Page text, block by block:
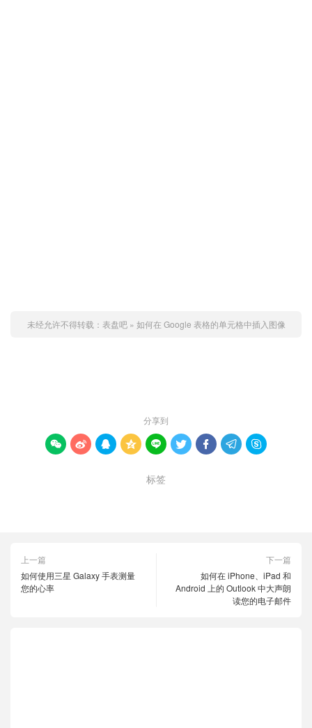
未经允许不得转载： 表盘吧» 如何在 Google 表格的单元格中插入图像
分享到
        
标签
上一篇
如何使用三星 Galaxy 手表测量
您的心率
下一篇
如何在 iPhone、iPad 和
Android 上的 Outlook 中大声朗
读您的电子邮件